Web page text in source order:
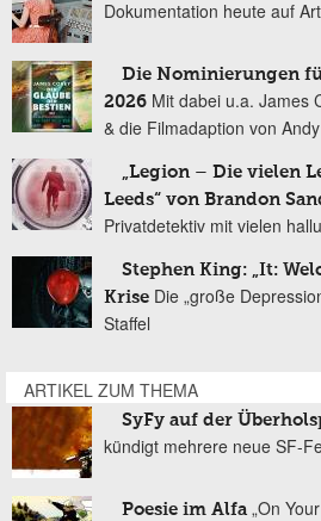
Dokumentation heute auf
Die Nominierungen
2026 Mit dabei u.a. James
& die Filmadaption von
„Legion – Die vielen
Leeds“ von Brandon
Privatdetektiv mit vielen
Stephen King: „It:
Krise Die „große
Staffel
ARTIKEL ZUM THEMA
SyFy auf der
kündigt mehrere neue SF-
Poesie im Alfa „On